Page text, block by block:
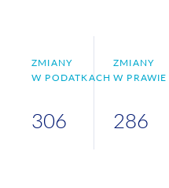
ZMIANY
W PODATKACH
306
ZMIANY
W PRAWIE
286